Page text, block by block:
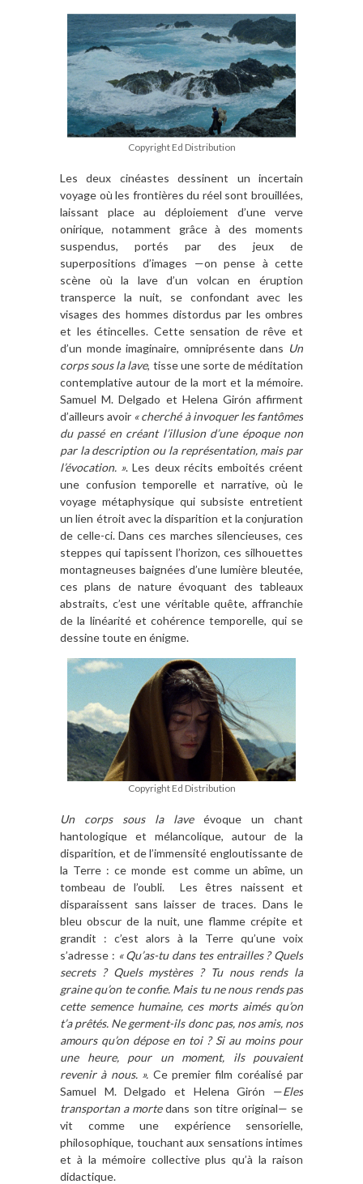
Copyright Ed Distribution
Les deux cinéastes dessinent un incertain
voyage où les frontières du réel sont brouillées,
laissant place au déploiement d’une verve
onirique, notamment grâce à des moments
suspendus, portés par des jeux de
superpositions d’images —on pense à cette
scène où la lave d’un volcan en éruption
transperce la nuit, se confondant avec les
visages des hommes distordus par les ombres
et les étincelles. Cette sensation de rêve et
d’un monde imaginaire, omniprésente dans Un
corps sous la lave, tisse une sorte de méditation
contemplative autour de la mort et la mémoire.
Samuel M. Delgado et Helena Girón affirment
d’ailleurs avoir « cherché à invoquer les fantômes
du passé en créant l’illusion d’une époque non
par la description ou la représentation, mais par
l’évocation. ». Les deux récits emboités créent
une confusion temporelle et narrative, où le
voyage métaphysique qui subsiste entretient
un lien étroit avec la disparition et la conjuration
de celle-ci. Dans ces marches silencieuses, ces
steppes qui tapissent l’horizon, ces silhouettes
montagneuses baignées d’une lumière bleutée,
ces plans de nature évoquant des tableaux
abstraits, c’est une véritable quête, affranchie
de la linéarité et cohérence temporelle, qui se
dessine toute en énigme.
Copyright Ed Distribution
Un corps sous la laveévoque un chant
hantologique et mélancolique, autour de la
disparition, et de l’immensité engloutissante de
la Terre : ce monde est comme un abîme, un
tombeau de l’oubli.
Les êtres naissent et
disparaissent sans laisser de traces. Dans le
bleu obscur de la nuit, une flamme crépite et
grandit : c’est alors à la Terre qu’une voix
s’adresse : « Qu’as-tu dans tes entrailles ? Quels
secrets ? Quels mystères ? Tu nous rends la
graine qu’on te confie. Mais tu ne nous rends pas
cette semence humaine, ces morts aimés qu’on
t’a prêtés. Ne germent-ils donc pas, nos amis, nos
amours qu’on dépose en toi ? Si au moins pour
une heure, pour un moment, ils pouvaient
revenir à nous. ». Ce premier film coréalisé par
Samuel M. Delgado et Helena Girón —Eles
transportan a mortedans son titre original— se
vit comme une expérience sensorielle,
philosophique, touchant aux sensations intimes
et à la mémoire collective plus qu’à la raison
didactique.